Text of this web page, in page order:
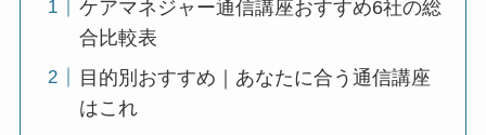
ケアマネジャー通信講座おすすめ6社の総
合比較表
目的別おすすめ｜あなたに合う通信講座
はこれ